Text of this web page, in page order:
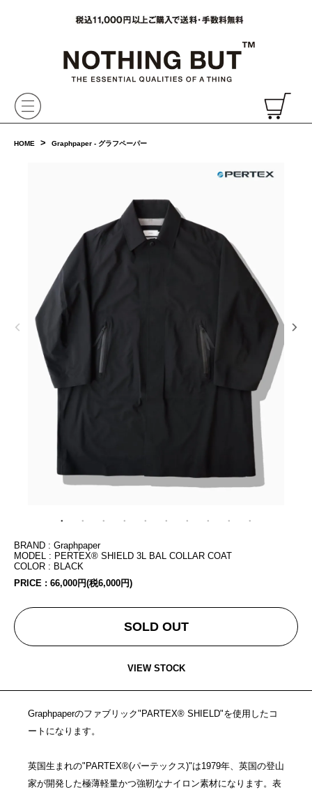
HOME > Graphpaper - グラフペーパー
BRAND : Graphpaper
MODEL : PERTEX® SHIELD 3L BAL COLLAR COAT
COLOR : BLACK
PRICE : 66,000円(税6,000円)
SOLD OUT
VIEW STOCK
Graphpaperのファブリック"PARTEX® SHIELD"を使用したコ
ートになります。
英国生まれの"PARTEX®(パーテックス)"は1979年、英国の登山
家が開発した極薄軽量かつ強靭なナイロン素材になります。表